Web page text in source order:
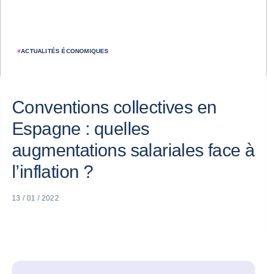
#ACTUALITÉS ÉCONOMIQUES
Conventions collectives en
Espagne : quelles
augmentations salariales face à
l’inflation ?
13 / 01 / 2022